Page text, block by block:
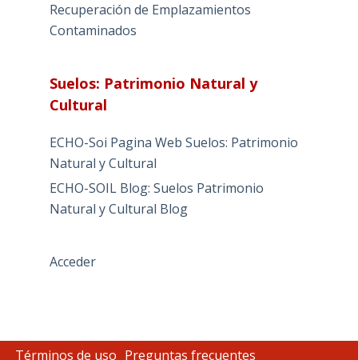
Recuperación de Emplazamientos
Contaminados
Suelos: Patrimonio Natural y
Cultural
ECHO-Soi Pagina Web Suelos: Patrimonio
Natural y Cultural
ECHO-SOIL Blog: Suelos Patrimonio
Natural y Cultural Blog
Acceder
Términos de uso Preguntas frecuentes